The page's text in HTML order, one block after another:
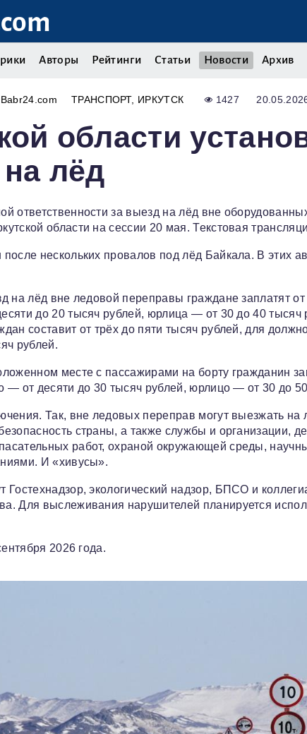
Авторы Рейтинги Статьи Новости Архив
Babr24.com ТРАНСПОРТ ИРКУТСК 1427
области
лёд
ответственности за выезд на лёд вне
области на сессии 20 мая. Текстовая
нескольких провалов под лёд Байкала. В этих
на лёд вне ледовой переправы граждане заплатят
до 20 тысяч рублей, юрлица — от 30 до 40 тысяч
составит от трёх до пяти тысяч рублей, для
рублей.
месте с пассажирами на борту гражданин
— от десяти до 30 тысяч рублей, юрлицо — от 30 до
Так, вне ледовых переправ могут выезжать на
страны, а также службы и организации,
работ, охраной окружающей среды,
И «хивусы».
Гостехнадзор, экологический надзор, БПСО и
Для выслеживания нарушителей планируется
2026 года.